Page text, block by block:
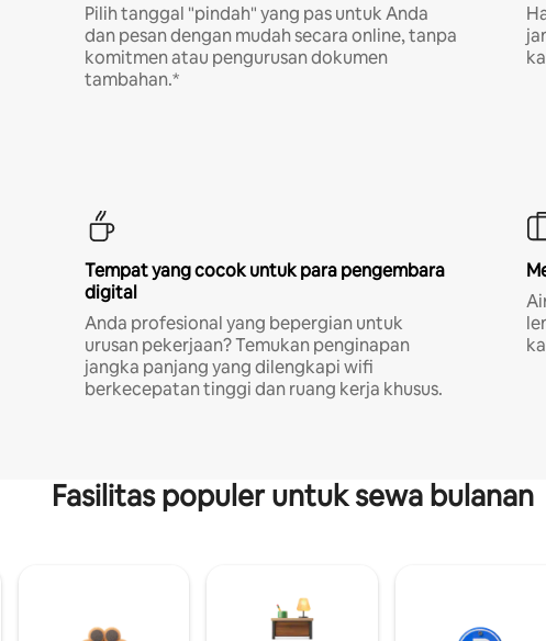
Pilih tanggal "pindah" yang pas untuk Anda
dan pesan dengan mudah secara online, tanpa
komitmen atau pengurusan dokumen
tambahan.*
Tempat yang cocok untuk para pengembara
digital
Anda profesional yang bepergian untuk
urusan pekerjaan? Temukan penginapan
jangka panjang yang dilengkapi wifi
berkecepatan tinggi dan ruang kerja khusus.
Fasilitas populer untuk sewa bulanan